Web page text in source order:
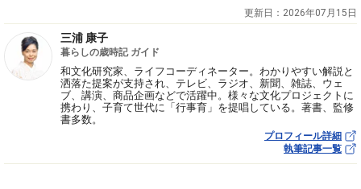
更新日： 2026年07月15日
三浦 康子
暮らしの歳時記 ガイド
和文化研究家、ライフコーディネーター。わかりやすい解説と
洒落た提案が支持され、テレビ、ラジオ、新聞、雑誌、ウェ
ブ、講演、商品企画などで活躍中。様々な文化プロジェクトに
携わり、子育て世代に「行事育」を提唱している。著書、監修
書多数。
プロフィール詳細
執筆記事一覧